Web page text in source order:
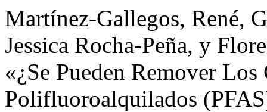
Martínez-Gallegos, René,
Jessica Rocha-Peña, y
«¿Se Pueden Remover
Polifluoroalquilados